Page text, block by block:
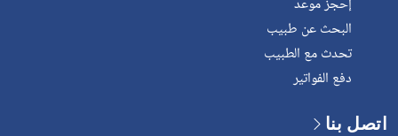
إحجز موعد
البحث عن طبيب
تحدث مع الطبيب
دفع الفواتير
اتصل بنا